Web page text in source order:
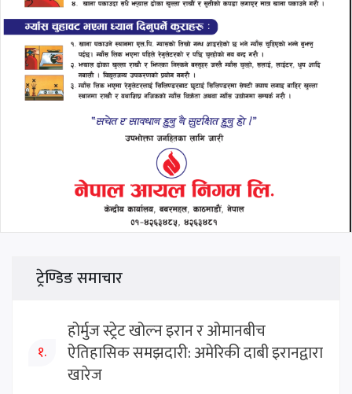
ट्रेण्डिङ समाचार
१.
होर्मुज स्ट्रेट खोल्न इरान र ओमानबीच
ऐतिहासिक समझदारी: अमेरिकी दाबी इरानद्वारा
खारेज